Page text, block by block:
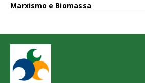
Marxismo e Biomassa